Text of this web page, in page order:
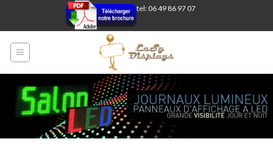
tel: 06 49 86 97 07